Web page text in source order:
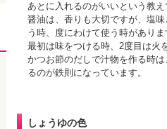
あとに入れるのがいいという教え
醤油は、香りも大切ですが、塩
う時、度にわけて使う時がありま
最初は味をつける時、2度目は火
かつお節のだしで汁物を作る時
るのが鉄則になっています。
しょうゆの色